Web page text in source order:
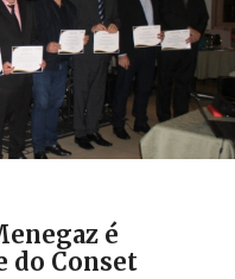
é
do Conset